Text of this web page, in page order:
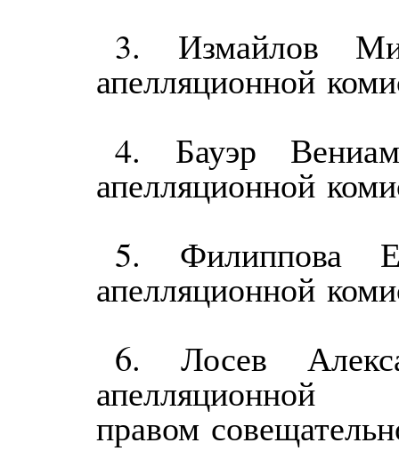
3. Измайлов
апелляционной
4. Бауэр
апелляционной
5. Филиппова
апелляционной
6. Лосев
правом